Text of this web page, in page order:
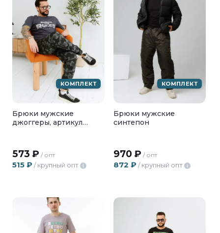
КОМПЛЕКТ
Брюки мужские
джоггеры, артикул
573 ₽ / опт
515 ₽ / крупный опт i
КОМПЛЕКТ
Брюки мужские
синтепон
970 ₽ / опт
872 ₽ / крупный опт i